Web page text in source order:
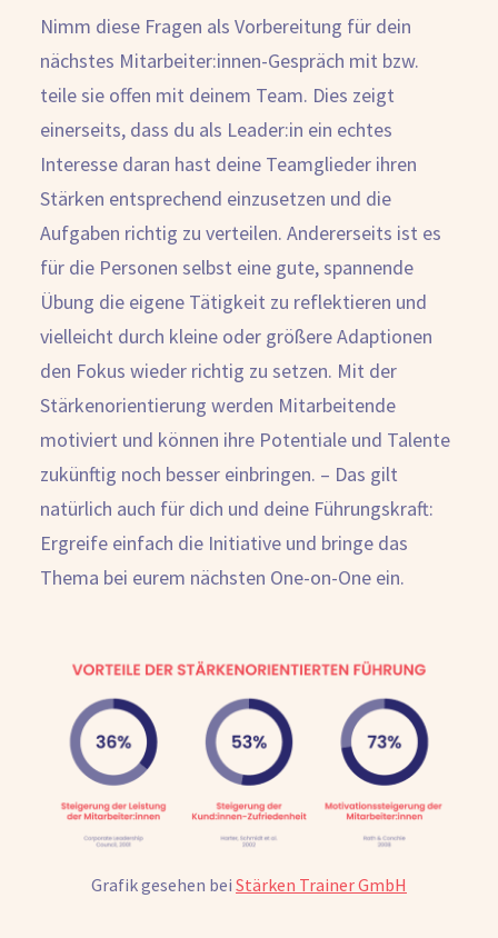
Nimm diese Fragen als Vorbereitung für dein
nächstes Mitarbeiter:innen-Gespräch mit bzw.
teile sie offen mit deinem Team. Dies zeigt
einerseits, dass du als Leader:in ein echtes
Interesse daran hast deine Teamglieder ihren
Stärken entsprechend einzusetzen und die
Aufgaben richtig zu verteilen. Andererseits ist es
für die Personen selbst eine gute, spannende
Übung die eigene Tätigkeit zu reflektieren und
vielleicht durch kleine oder größere Adaptionen
den Fokus wieder richtig zu setzen. Mit der
Stärkenorientierung werden Mitarbeitende
motiviert und können ihre Potentiale und Talente
zukünftig noch besser einbringen. – Das gilt
natürlich auch für dich und deine Führungskraft:
Ergreife einfach die Initiative und bringe das
Thema bei eurem nächsten One-on-One ein.
Grafik gesehen bei Stärken Trainer GmbH